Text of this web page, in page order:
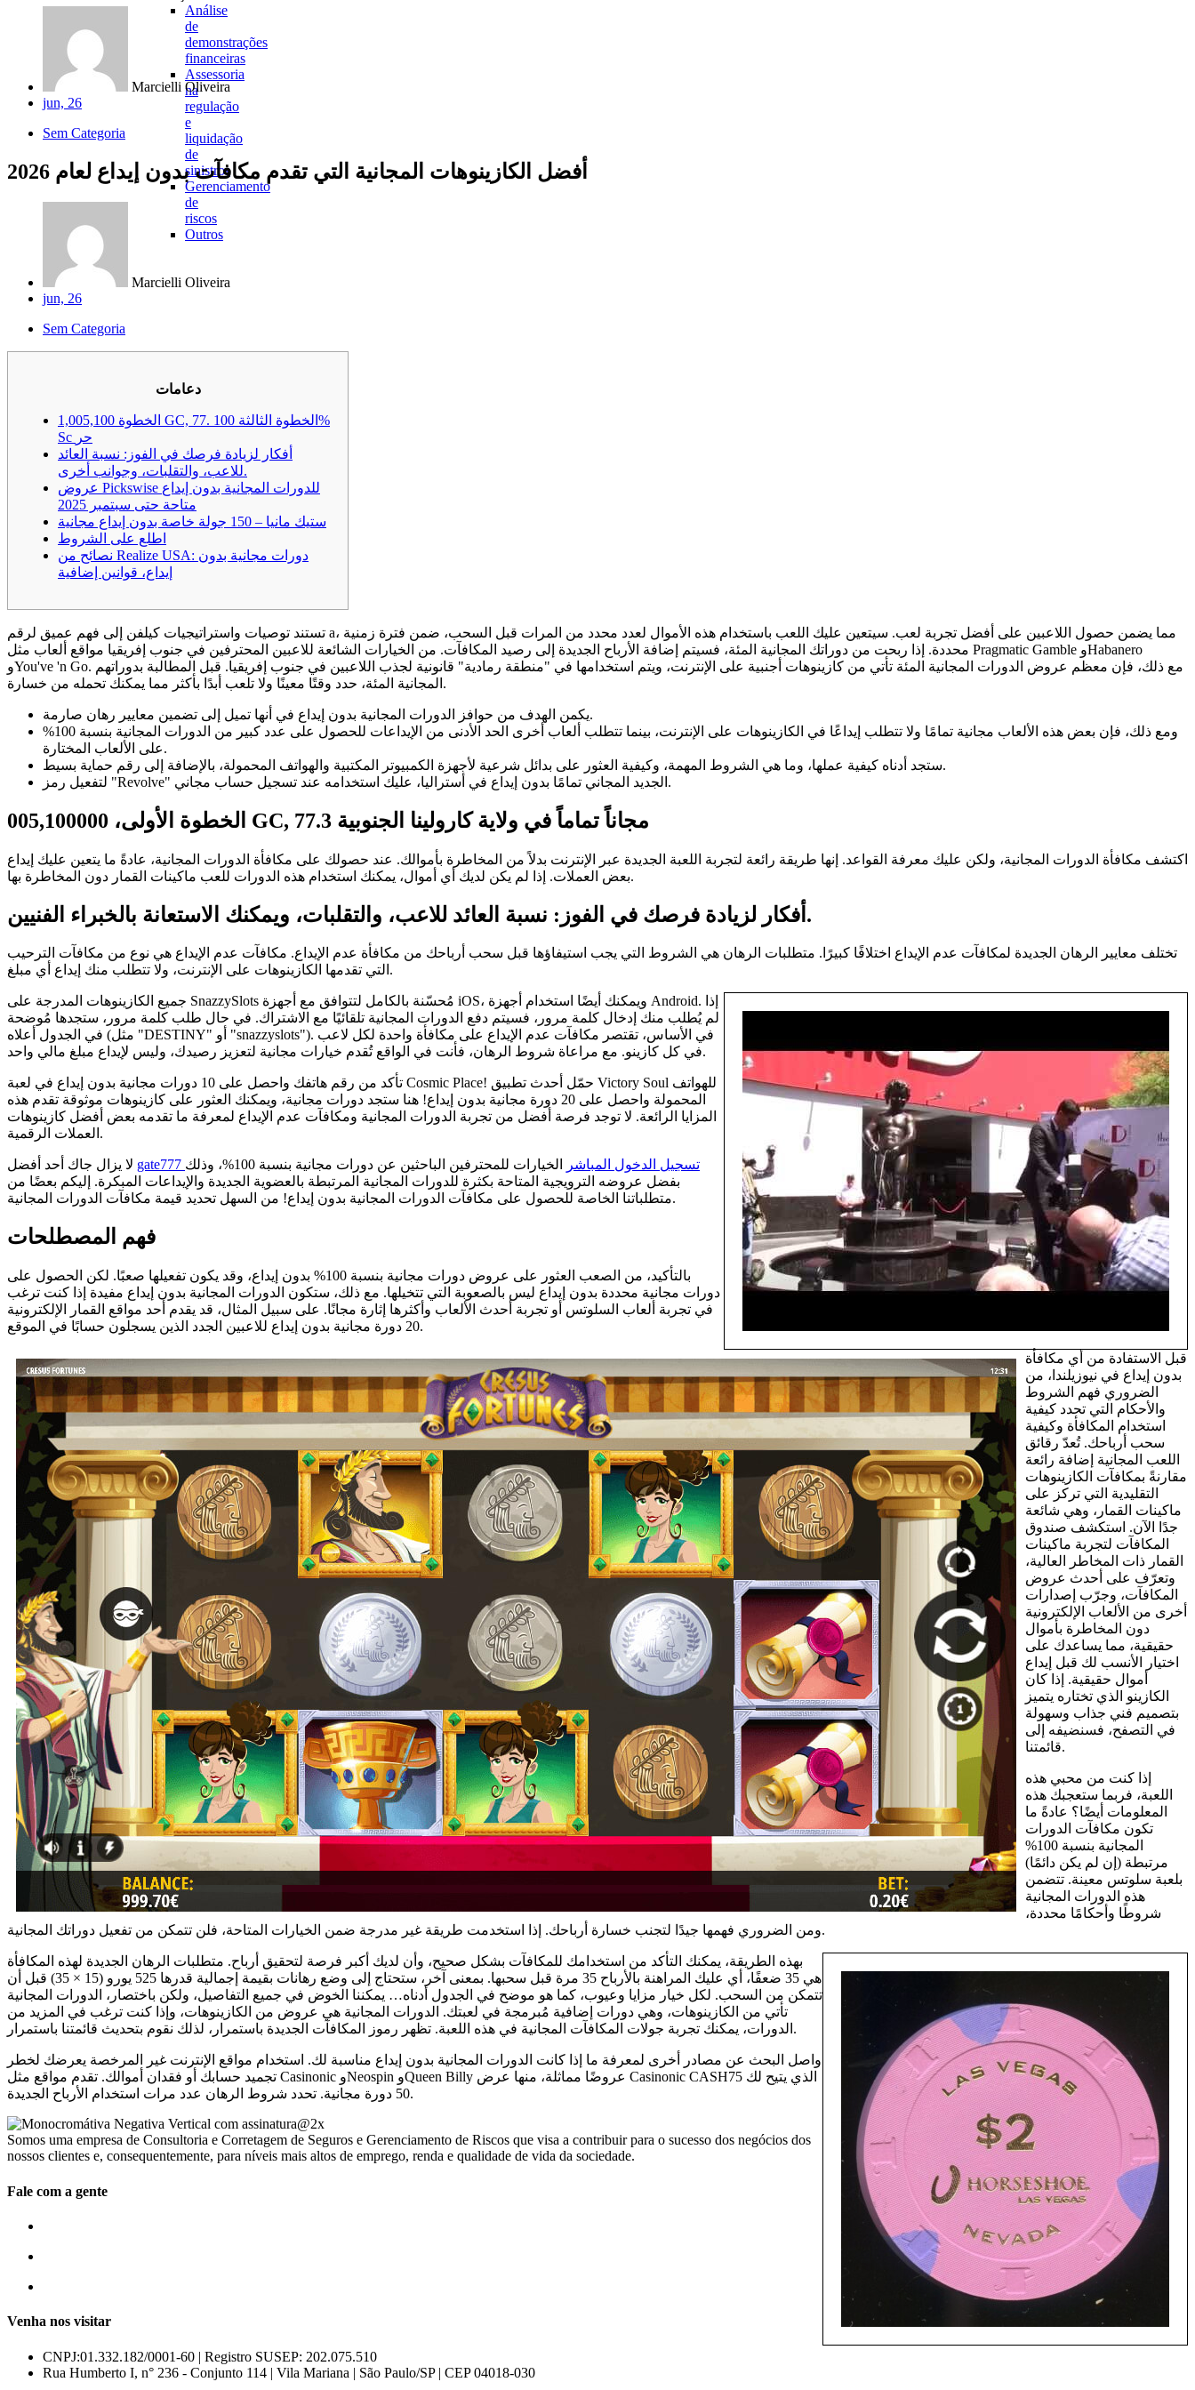
Análise
de
demonstrações
financeiras
Assessoria
na
regulação
e
liquidação
de
sinistros
Gerenciamento
de
riscos
Outros
Marcielli Oliveira
jun, 26
Sem Categoria
أفضل الكازينوهات المجانية التي تقدم مكافآت بدون إيداع لعام 2026
Marcielli Oliveira
jun, 26
Sem Categoria
دعامات
الخطوة 1,005,100 GC, 77. الخطوة الثالثة 100%
Sc حر
أفكار لزيادة فرصك في الفوز: نسبة العائد
للاعب، والتقلبات، وجوانب أخرى.
عروض Pickswise للدورات المجانية بدون إيداع
متاحة حتى سبتمبر 2025
ستيك مانيا – 150 جولة خاصة بدون إيداع مجانية
اطلع على الشروط
نصائح من Realize USA: دورات مجانية بدون
إيداع، قوانين إضافية
تستند توصيات واستراتيجيات كيلفن إلى فهم عميق لرقم a، مما يضمن حصول اللاعبين على أفضل تجربة لعب. سيتعين عليك اللعب باستخدام هذه الأموال لعدد محدد من المرات قبل السحب، ضمن فترة زمنية
محددة. إذا ربحت من دوراتك المجانية المئة، فسيتم إضافة الأرباح الجديدة إلى رصيد المكافآت. من الخيارات الشائعة للاعبين المحترفين في جنوب إفريقيا مواقع ألعاب مثل Pragmatic Gamble وHabanero
وYou've 'n Go. مع ذلك، فإن معظم عروض الدورات المجانية المئة تأتي من كازينوهات أجنبية على الإنترنت، ويتم استخدامها في "منطقة رمادية" قانونية لجذب اللاعبين في جنوب إفريقيا. قبل المطالبة بدوراتهم
المجانية المئة، حدد وقتًا معينًا ولا تلعب أبدًا بأكثر مما يمكنك تحمله من خسارة.
يكمن الهدف من حوافز الدورات المجانية بدون إيداع في أنها تميل إلى تضمين معايير رهان صارمة.
ومع ذلك، فإن بعض هذه الألعاب مجانية تمامًا ولا تتطلب إيداعًا في الكازينوهات على الإنترنت، بينما تتطلب ألعاب أخرى الحد الأدنى من الإيداعات للحصول على عدد كبير من الدورات المجانية بنسبة 100%
على الألعاب المختارة.
ستجد أدناه كيفية عملها، وما هي الشروط المهمة، وكيفية العثور على بدائل شرعية لأجهزة الكمبيوتر المكتبية والهواتف المحمولة، بالإضافة إلى رقم حماية بسيط.
لتفعيل رمز "Revolve" الجديد المجاني تمامًا بدون إيداع في أستراليا، عليك استخدامه عند تسجيل حساب مجاني.
الخطوة الأولى، 005,100000 GC, 77.3 مجاناً تماماً في ولاية كارولينا الجنوبية
اكتشف مكافأة الدورات المجانية، ولكن عليك معرفة القواعد. إنها طريقة رائعة لتجربة اللعبة الجديدة عبر الإنترنت بدلاً من المخاطرة بأموالك. عند حصولك على مكافأة الدورات المجانية، عادةً ما يتعين عليك إيداع
بعض العملات. إذا لم يكن لديك أي أموال، يمكنك استخدام هذه الدورات للعب ماكينات القمار دون المخاطرة بها.
أفكار لزيادة فرصك في الفوز: نسبة العائد للاعب، والتقلبات، ويمكنك الاستعانة بالخبراء الفنيين.
تختلف معايير الرهان الجديدة لمكافآت عدم الإيداع اختلافًا كبيرًا. متطلبات الرهان هي الشروط التي يجب استيفاؤها قبل سحب أرباحك من مكافأة عدم الإيداع. مكافآت عدم الإيداع هي نوع من مكافآت الترحيب
التي تقدمها الكازينوهات على الإنترنت، ولا تتطلب منك إيداع أي مبلغ.
جميع الكازينوهات المدرجة على SnazzySlots مُحسّنة بالكامل لتتوافق مع أجهزة iOS، ويمكنك أيضًا استخدام أجهزة Android. إذا
لم يُطلب منك إدخال كلمة مرور، فسيتم دفع الدورات المجانية تلقائيًا مع الاشتراك. في حال طلب كلمة مرور، ستجدها مُوضحة
في الجدول أعلاه (مثل "DESTINY" أو "snazzyslots"). في الأساس، تقتصر مكافآت عدم الإيداع على مكافأة واحدة لكل لاعب
في كل كازينو. مع مراعاة شروط الرهان، فأنت في الواقع تُقدم خيارات مجانية لتعزيز رصيدك، وليس لإيداع مبلغ مالي واحد.
تأكد من رقم هاتفك واحصل على 10 دورات مجانية بدون إيداع في لعبة Cosmic Place! حمّل أحدث تطبيق Victory Soul للهواتف
المحمولة واحصل على 20 دورة مجانية بدون إيداع! هنا ستجد دورات مجانية، ويمكنك العثور على كازينوهات موثوقة تقدم هذه
المزايا الرائعة. لا توجد فرصة أفضل من تجربة الدورات المجانية ومكافآت عدم الإيداع لمعرفة ما تقدمه بعض أفضل كازينوهات
العملات الرقمية.
gate777 تسجيل الدخول المباشر
الخيارات للمحترفين الباحثين عن دورات مجانية بنسبة 100%، وذلك
بفضل عروضه الترويجية المتاحة بكثرة للدورات المجانية المرتبطة بالعضوية الجديدة والإيداعات المبكرة. إليكم بعضًا من
متطلباتنا الخاصة للحصول على مكافآت الدورات المجانية بدون إيداع! من السهل تحديد قيمة مكافآت الدورات المجانية.
فهم المصطلحات
بالتأكيد، من الصعب العثور على عروض دورات مجانية بنسبة 100% بدون إيداع، وقد يكون تفعيلها صعبًا. لكن الحصول على
دورات مجانية محددة بدون إيداع ليس بالصعوبة التي تتخيلها. مع ذلك، ستكون الدورات المجانية بدون إيداع مفيدة إذا كنت ترغب
في تجربة ألعاب السلوتس أو تجربة أحدث الألعاب وأكثرها إثارة مجانًا. على سبيل المثال، قد يقدم أحد مواقع القمار الإلكترونية
20 دورة مجانية بدون إيداع للاعبين الجدد الذين يسجلون حسابًا في الموقع.
قبل الاستفادة من أي مكافأة
بدون إيداع في نيوزيلندا، من
الضروري فهم الشروط
والأحكام التي تحدد كيفية
استخدام المكافأة وكيفية
سحب أرباحك. تُعدّ رقائق
اللعب المجانية إضافة رائعة
مقارنةً بمكافآت الكازينوهات
التقليدية التي تركز على
ماكينات القمار، وهي شائعة
جدًا الآن. استكشف صندوق
المكافآت لتجربة ماكينات
القمار ذات المخاطر العالية،
وتعرّف على أحدث عروض
المكافآت، وجرّب إصدارات
أخرى من الألعاب الإلكترونية
دون المخاطرة بأموال
حقيقية، مما يساعدك على
اختيار الأنسب لك قبل إيداع
أموال حقيقية. إذا كان
الكازينو الذي تختاره يتميز
بتصميم فني جذاب وسهولة
في التصفح، فسنضيفه إلى
قائمتنا.
إذا كنت من محبي هذه
اللعبة، فربما ستعجبك هذه
المعلومات أيضًا؟ عادةً ما
تكون مكافآت الدورات
المجانية بنسبة 100%
مرتبطة (إن لم يكن دائمًا)
بلعبة سلوتس معينة. تتضمن
هذه الدورات المجانية
شروطًا وأحكامًا محددة،
ومن الضروري فهمها جيدًا لتجنب خسارة أرباحك. إذا استخدمت طريقة غير مدرجة ضمن الخيارات المتاحة، فلن تتمكن من تفعيل دوراتك المجانية.
بهذه الطريقة، يمكنك التأكد من استخدامك للمكافآت بشكل صحيح، وأن لديك أكبر فرصة لتحقيق أرباح. متطلبات الرهان الجديدة لهذه المكافأة
هي 35 ضعفًا، أي عليك المراهنة بالأرباح 35 مرة قبل سحبها. بمعنى آخر، ستحتاج إلى وضع رهانات بقيمة إجمالية قدرها 525 يورو (15 × 35) قبل أن
تتمكن من السحب. لكل خيار مزايا وعيوب، كما هو موضح في الجدول أدناه… يمكننا الخوض في جميع التفاصيل، ولكن باختصار، الدورات المجانية
تأتي من الكازينوهات، وهي دورات إضافية مُبرمجة في لعبتك. الدورات المجانية هي عروض من الكازينوهات، وإذا كنت ترغب في المزيد من
الدورات، يمكنك تجربة جولات المكافآت المجانية في هذه اللعبة. تظهر رموز المكافآت الجديدة باستمرار، لذلك نقوم بتحديث قائمتنا باستمرار.
واصل البحث عن مصادر أخرى لمعرفة ما إذا كانت الدورات المجانية بدون إيداع مناسبة لك. استخدام مواقع الإنترنت غير المرخصة يعرضك لخطر
تجميد حسابك أو فقدان أموالك. تقدم مواقع مثل Casinonic وNeospin وQueen Billy عروضًا مماثلة، منها عرض Casinonic CASH75 الذي يتيح لك
50 دورة مجانية. تحدد شروط الرهان عدد مرات استخدام الأرباح الجديدة.
Somos uma empresa de Consultoria e Corretagem de Seguros e Gerenciamento de Riscos que visa a contribuir para o sucesso dos negócios dos
nossos clientes e, consequentemente, para níveis mais altos de emprego, renda e qualidade de vida da sociedade.
Fale com a gente
Venha nos visitar
CNPJ:01.332.182/0001-60 | Registro SUSEP: 202.075.510
Rua Humberto I, n° 236 - Conjunto 114 | Vila Mariana | São Paulo/SP | CEP 04018-030